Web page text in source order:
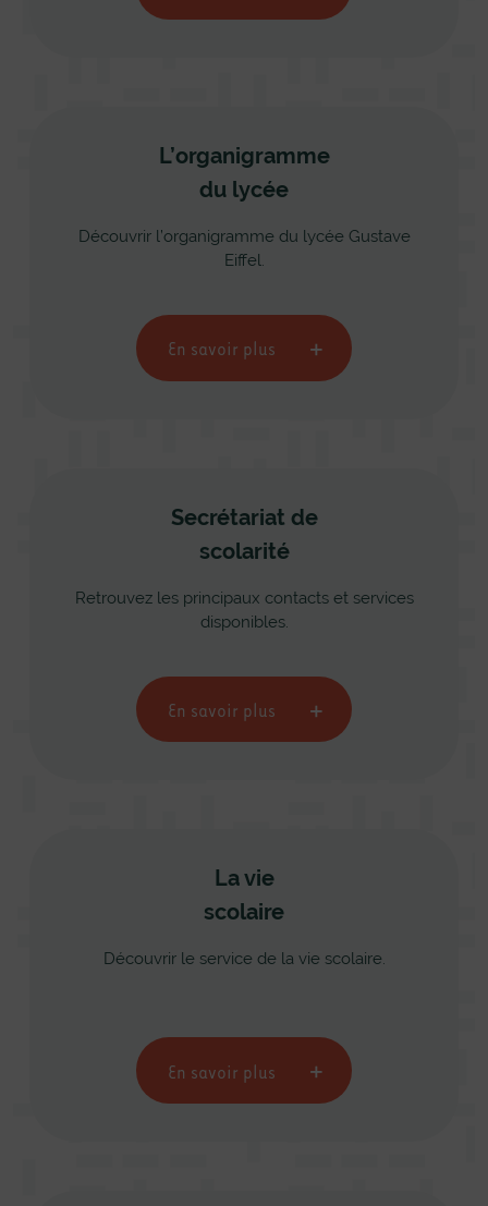
L’organigramme
du lycée
Découvrir l’organigramme du lycée Gustave
Eiffel.
En savoir plus
Secrétariat de
scolarité
Retrouvez les principaux contacts et services
disponibles.
En savoir plus
La vie
scolaire
Découvrir le service de la vie scolaire.
En savoir plus